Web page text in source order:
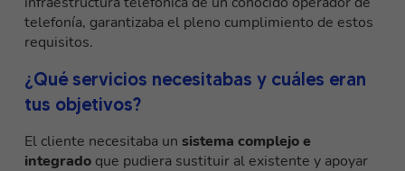
telefonía, garantizaba el pleno cumplimiento de estos
requisitos.
¿Qué servicios necesitabas y cuáles eran
tus objetivos?
El cliente necesitaba un sistema complejo e
integrado que pudiera sustituir al existente y apoyar